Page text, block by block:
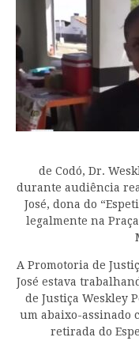
de Codó, Dr.
durante audiência
José, dona do
legalmente na
A Promotoria de
José estava
de Justiça Weskley
um abaixo-assinado
retirada do